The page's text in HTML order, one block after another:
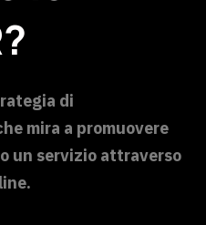
di
mira a promuovere
un servizio attraverso